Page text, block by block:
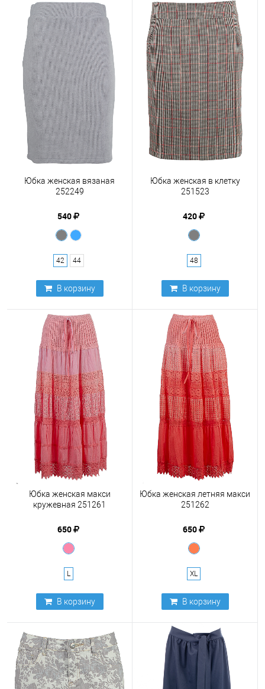
Юбка женская вязаная
252249
540
42 44
В корзину
Юбка женская в клетку
251523
420
48
В корзину
Юбка женская макси
кружевная 251261
650
L
В корзину
Юбка женская летняя макси
251262
650
XL
В корзину